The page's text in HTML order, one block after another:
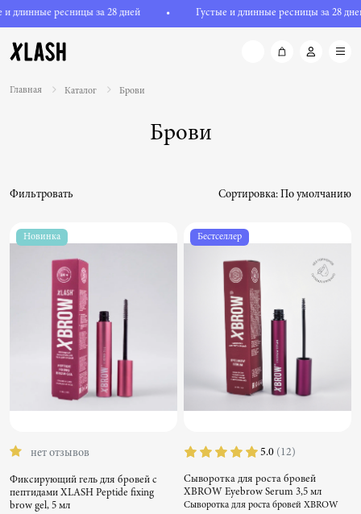
длинные ресницы за 28 дней Густые и длинные ресницы за 28 дней
Главная Каталог Брови
Брови
Фильтровать Сортировка: По умолчанию
Новинка
нет отзывов
Фиксирующий гель для бровей с
пептидами XLASH Peptide fixing
brow gel, 5 мл
Бестселлер
5.0 (12)
Сыворотка для роста бровей
XBROW Eyebrow Serum 3,5 мл
Сыворотка для роста бровей XBROW